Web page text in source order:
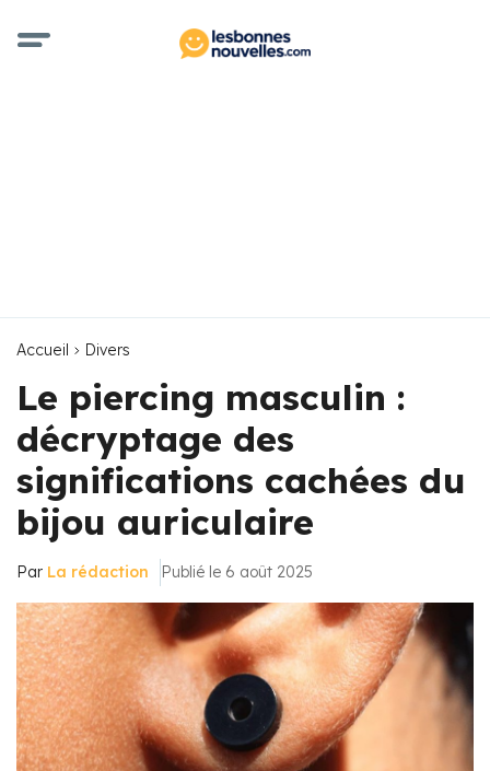
Accueil Divers
Le piercing masculin :
décryptage des
significations cachées du
bijou auriculaire
Par La rédaction Publié le 6 août 2025